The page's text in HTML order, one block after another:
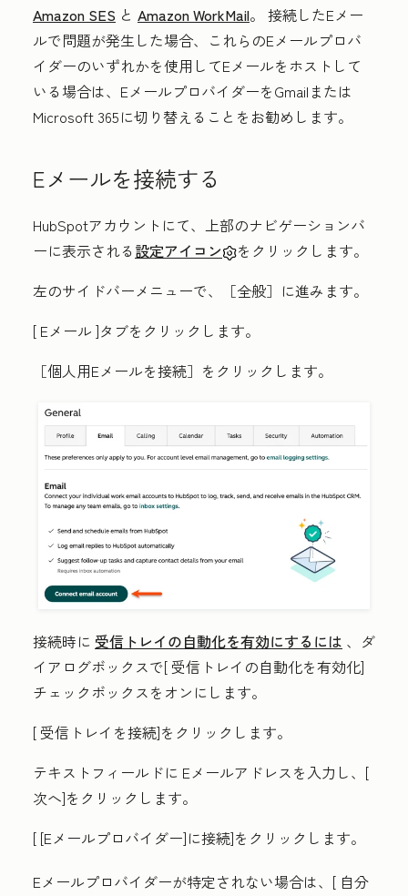
Amazon SES と Amazon WorkMail。 接続したEメー
ルで問題が発生した場合、これらのEメールプロバ
イダーのいずれかを使用してEメールをホストして
いる場合は、EメールプロバイダーをGmailまたは
Microsoft 365に切り替えることをお勧めします。
Eメールを接続する
HubSpotアカウントにて、上部のナビゲーションバ
ーに表示される設定アイコン
をクリックします。
左のサイドバーメニューで、［全般］ に進みます。
[ Eメール ]タブをクリックします。
［個人用Eメールを接続］ をクリックします。
接続時に 受信トレイの自動化を有効にするには 、ダ
イアログボックスで[ 受信トレイの自動化を有効化]
チェックボックスをオンにします。
[ 受信トレイを接続]をクリックします。
テキストフィールドに Eメールアドレスを入力し、[
次へ]をクリックします。
[ [Eメールプロバイダー]に接続]をクリックします。
Eメールプロバイダーが特定されない場合は、[ 自分